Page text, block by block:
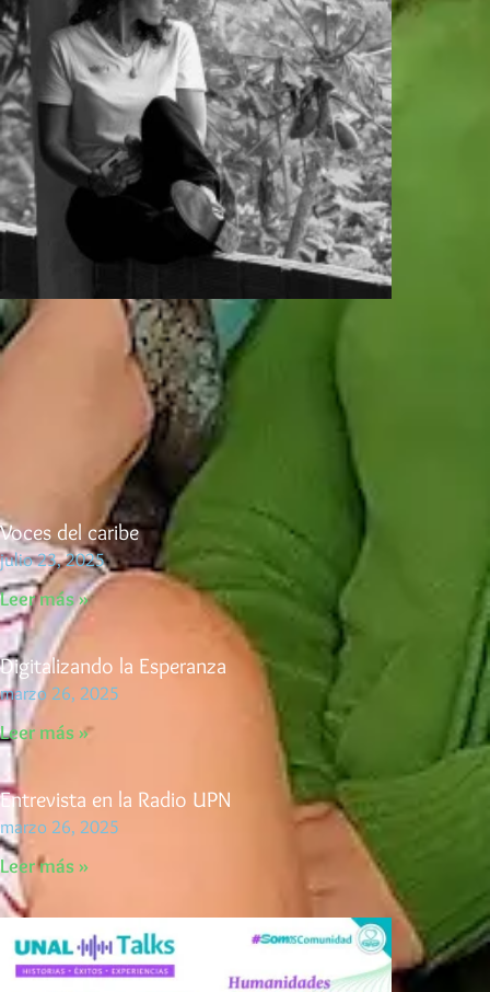
Voces del caribe
julio 23, 2025
Leer más »
Digitalizando la Esperanza
marzo 26, 2025
Leer más »
Entrevista en la Radio UPN
marzo 26, 2025
Leer más »